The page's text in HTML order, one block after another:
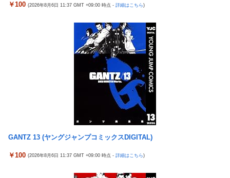
フジ『有吉の夏休み』今夏も放送へ 有吉弘行の意味深発言でフ
【有能】政府「トラックはサービスエリア利用有料化すればサボ
らず走るし流問題解決じゃね？」
母と一緒の時に、明らかに足に障害がある方が歩いていた。母
「なんであんな歩き方なの？ふざけてるの？」
ソフトの入れ替えなんて10秒で済むのにそれを面倒くさいとか
DL版選ぶ理由だわとかなんなんアホなのか
ガルシア 打率.230 13打数3安打 2本塁打 7打点
伊勢鈴蘭さん、コカ・コーラ愛を全力アピール！
【速報】れいわ新選組さん「いのちの党」に改名ｗｗｗｗｗｗｗ
ｗ
￥100 (2026年8月6日 11:37 GMT +09:00 時点 - 詳細はこちら)
GANTZ 13 (ヤングジャンプコミックスDIGITAL)
￥100 (2026年8月6日 11:37 GMT +09:00 時点 - 詳細はこちら)